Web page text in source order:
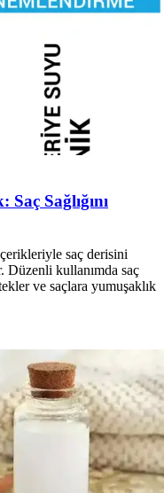
Sağlığını
saç derisini
Düzenli kullanımda saç
ve saçlara yumuşaklık